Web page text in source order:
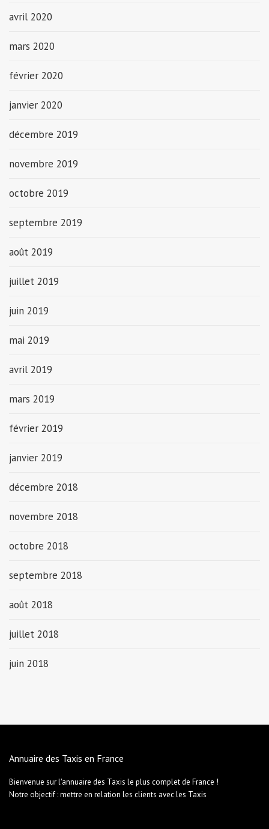
avril 2020
mars 2020
février 2020
janvier 2020
décembre 2019
novembre 2019
octobre 2019
septembre 2019
août 2019
juillet 2019
juin 2019
mai 2019
avril 2019
mars 2019
février 2019
janvier 2019
décembre 2018
novembre 2018
octobre 2018
septembre 2018
août 2018
juillet 2018
juin 2018
Annuaire des Taxis en France
Bienvenue sur l'annuaire des Taxis le plus complet de France !
Notre objectif : mettre en relation les clients avec les Taxis